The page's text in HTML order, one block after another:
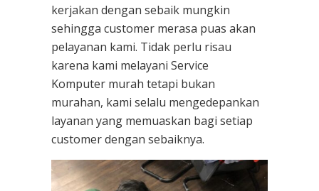
kerjakan dengan sebaik mungkin
sehingga customer merasa puas akan
pelayanan kami. Tidak perlu risau
karena kami melayani Service
Komputer murah tetapi bukan
murahan, kami selalu mengedepankan
layanan yang memuaskan bagi setiap
customer dengan sebaiknya.